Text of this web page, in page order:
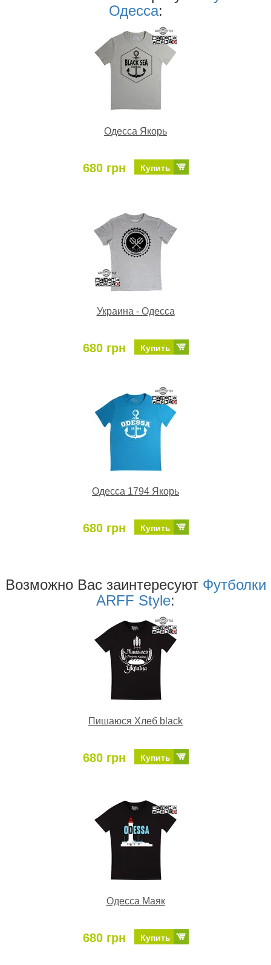
Одесса:
Одесса Якорь
680 грн Купить
Украина - Одесса
680 грн Купить
Одесса 1794 Якорь
680 грн Купить
Возможно Ваc заинтересуют Футболки
ARFF Style:
Пишаюся Хлеб black
680 грн Купить
Одесса Маяк
680 грн Купить